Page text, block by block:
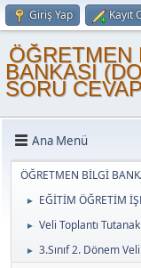
Giriş Yap Kayıt
ÖĞRETMEN
BANKASI
SORU
Ana Menü
ÖĞRETMEN BİLGİ
► EĞİTİM ÖĞRETİM
► Veli Toplantı
► 3.Sınıf 2. Dönem